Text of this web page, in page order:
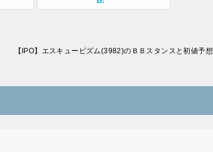
【IPO】エスキュービズム(3982)のＢＢスタンスと初値予想